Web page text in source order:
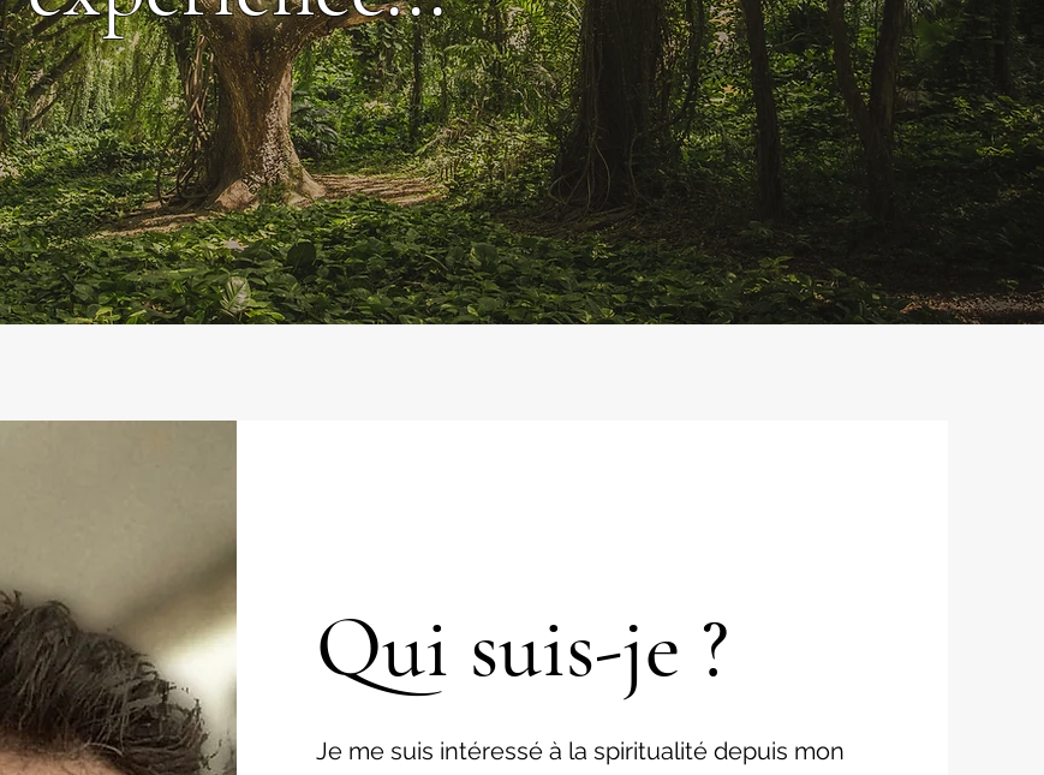
Qui suis-je ?
Je me suis intéressé à la spiritualité depuis mon